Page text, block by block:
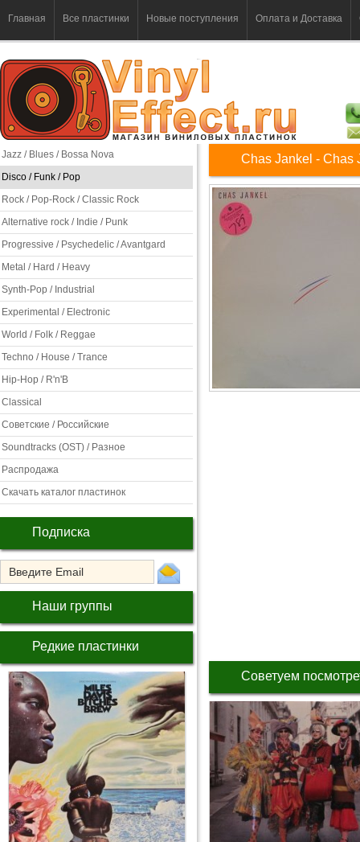
Главная Все пластинки Новые поступления Оплата и Доставка
Jazz / Blues / Bossa Nova
Disco / Funk / Pop
Rock / Pop-Rock / Classic Rock
Alternative rock / Indie / Punk
Progressive / Psychedelic / Avantgard
Metal / Hard / Heavy
Synth-Pop / Industrial
Experimental / Electronic
World / Folk / Reggae
Techno / House / Trance
Hip-Hop / R'n'B
Classical
Советские / Российские
Soundtracks (OST) / Разное
Распродажа
Скачать каталог пластинок
Подписка
Наши группы
Редкие пластинки
Chas Jankel - Chas
Советуем